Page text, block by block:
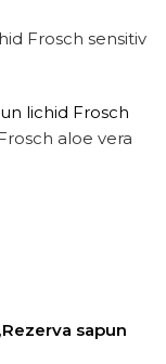
Frosch sensitiv
lichid Frosch
aloe vera
sapun